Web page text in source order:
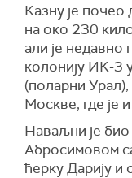
Казну је почео
на око 230
али је недавно
колонију ИК-3
(поларни
Москве, где је
Наваљни је
Абросимовом
ћерку Дарију и